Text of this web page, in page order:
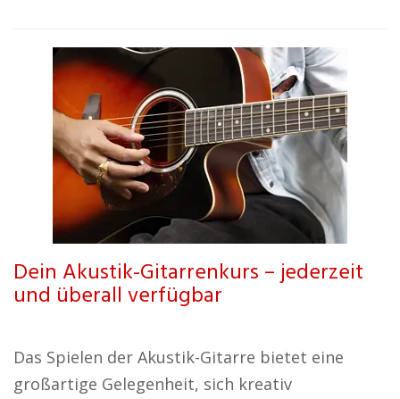
Dein Akustik-Gitarrenkurs – jederzeit
und überall verfügbar
Das Spielen der Akustik-Gitarre bietet eine
großartige Gelegenheit, sich kreativ